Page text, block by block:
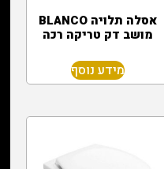
אסלה תלויה BLANCO
מושב דק טריקה רכה
מידע נוסף